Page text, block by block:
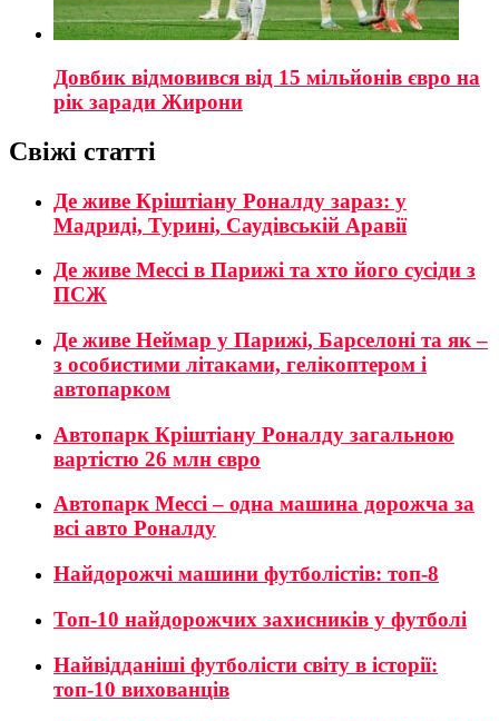
Довбик відмовився від 15 мільйонів євро на
рік заради Жирони
Свіжі статті
Де живе Кріштіану Роналду зараз: у
Мадриді, Турині, Саудівській Аравії
Де живе Мессі в Парижі та хто його сусіди з
ПСЖ
Де живе Неймар у Парижі, Барселоні та як –
з особистими літаками, гелікоптером і
автопарком
Автопарк Кріштіану Роналду загальною
вартістю 26 млн євро
Автопарк Мессі – одна машина дорожча за
всі авто Роналду
Найдорожчі машини футболістів: топ-8
Топ-10 найдорожчих захисників у футболі
Найвідданіші футболісти світу в історії:
топ-10 вихованців